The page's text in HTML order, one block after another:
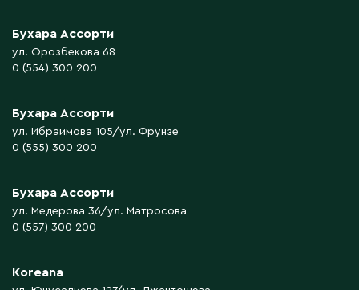
Бухара Ассорти
ул. Орозбекова 68
0 (554) 300 200
Бухара Ассорти
ул. Ибраимова 105/ул. Фрунзе
0 (555) 300 200
Бухара Ассорти
ул. Медерова 36/ул. Матросова
0 (557) 300 200
Koreana